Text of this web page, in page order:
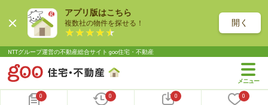
アプリ版はこちら
複数社の物件を探せる！ 開く
NTTグループ運営の不動産総合サイト goo住宅・不動産
0 0 0 0